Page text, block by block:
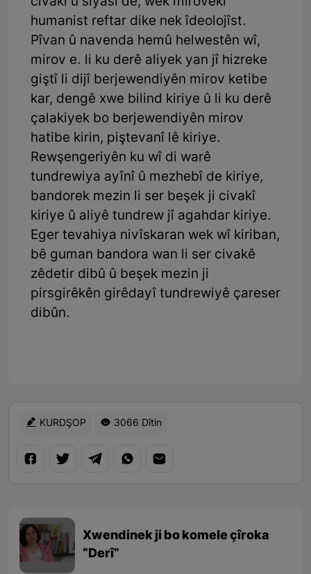
humanist reftar dike nek îdeolojîst.
Pîvan û navenda hemû helwestên wî,
mirov e. li ku derê aliyek yan jî hizreke
giştî li dijî berjewendiyên mirov ketibe
kar, dengê xwe bilind kiriye û li ku derê
çalakiyek bo berjewendiyên mirov
hatibe kirin, piştevanî lê kiriye.
Rewşengeriyên ku wî di warê
tundrewiya ayînî û mezhebî de kiriye,
bandorek mezin li ser beşek ji civakî
kiriye û aliyê tundrew jî agahdar kiriye.
Eger tevahiya nivîskaran wek wî kiriban,
bê guman bandora wan li ser civakê
zêdetir dibû û beşek mezin ji
pirsgirêkên girêdayî tundrewiyê çareser
dibûn.
KURDŞOP 3066 Dîtin
Xwendinek ji bo komele çîroka
“Derî”